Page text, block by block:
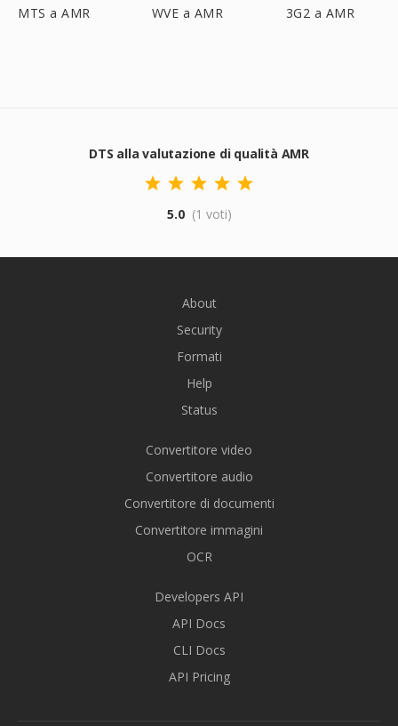
MTS a AMR WVE a AMR 3G2 a AMR
DTS alla valutazione di qualità AMR
5.0 (1 voti)
About
Security
Formati
Help
Status
Convertitore video
Convertitore audio
Convertitore di documenti
Convertitore immagini
OCR
Developers API
API Docs
CLI Docs
API Pricing